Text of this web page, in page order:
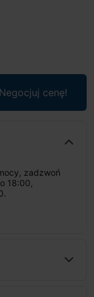
cenę!
zadzwoń
18:00,